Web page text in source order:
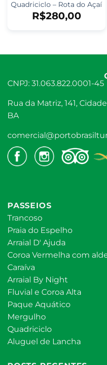
Quadriciclo – Rota do Açaí
R$280,00
CNPJ: 31.063.822.0001-45
Rua da Matriz, 141,
BA
PASSEIOS
Trancoso
Praia do Espelho
Arraial D' Ajuda
Coroa Vermelha com
Caraíva
Arraial By Night
Fluvial e Coroa Alta
Paque Aquático
Mergulho
Quadriciclo
Aluguel de Lancha